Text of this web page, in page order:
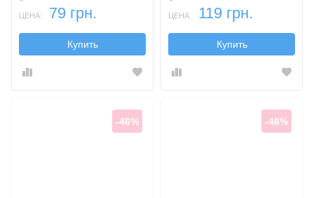
ЦЕНА: 79 грн.
Купить
ЦЕНА: 119 грн.
Купить
-46% -46%